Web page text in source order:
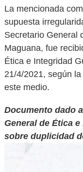
La mencionada
supuesta
Secretario General
Maguana, fue
Ética e Integridad
21/4/2021, según
este medio.
Documento dado
General de Ética
sobre duplicidad